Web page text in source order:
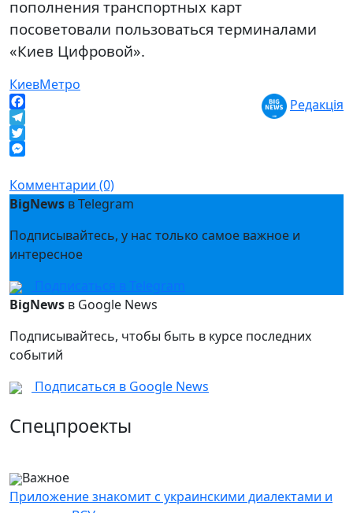
пополнения транспортных карт
посоветовали пользоваться терминалами
«Киев Цифровой».
КиевМетро
Facebook
Telegram
Twitter
Редакція
Комментарии (0)
BigNews в Telegram
Подписывайтесь, у нас только самое важное и
интересное
Подписаться в Telegram
BigNews в Google News
Подписывайтесь, чтобы быть в курсе последних
событий
Подписаться в Google News
Спецпроекты
Важное
Приложение знакомит с украинскими диалектами и